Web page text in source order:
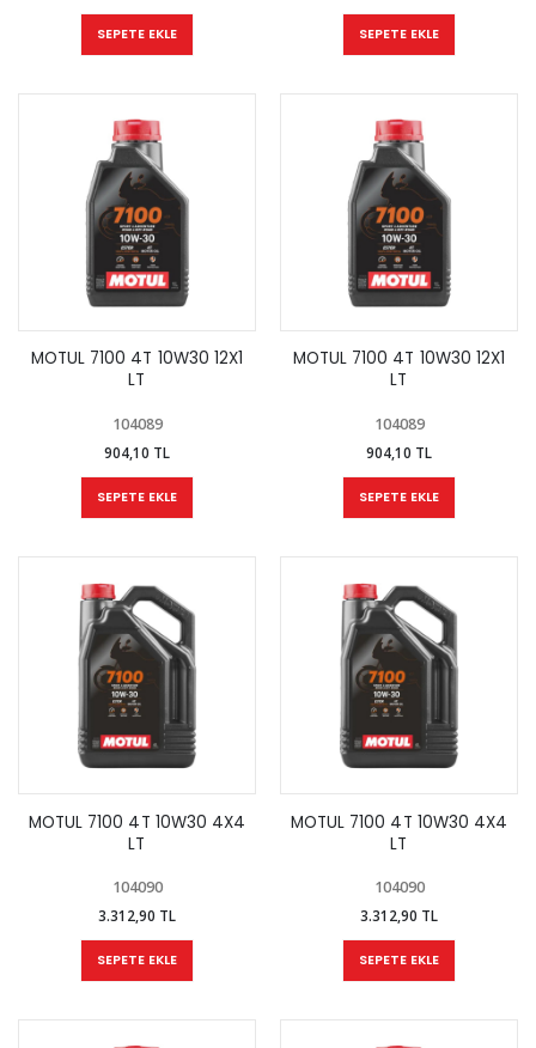
SEPETE EKLE SEPETE EKLE
MOTUL 7100 4T 10W30 12X1
LT
104089
904,10 TL
SEPETE EKLE
MOTUL 7100 4T 10W30 12X1
LT
104089
904,10 TL
SEPETE EKLE
MOTUL 7100 4T 10W30 4X4
LT
104090
3.312,90 TL
SEPETE EKLE
MOTUL 7100 4T 10W30 4X4
LT
104090
3.312,90 TL
SEPETE EKLE